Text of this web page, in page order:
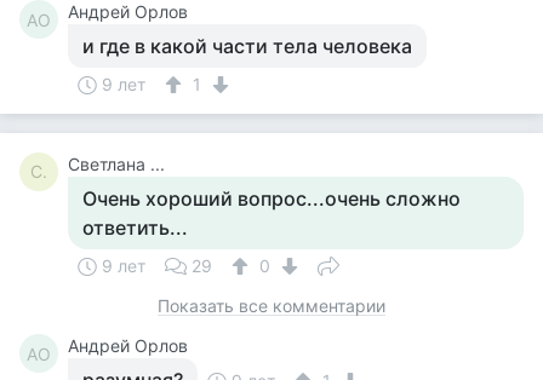
АО Андрей Орлов
и где в какой части тела человека
9 лет 1
С. Светлана ...
Очень хороший вопрос...очень сложно
ответить...
9 лет 29
0
Показать все комментарии
АО Андрей Орлов